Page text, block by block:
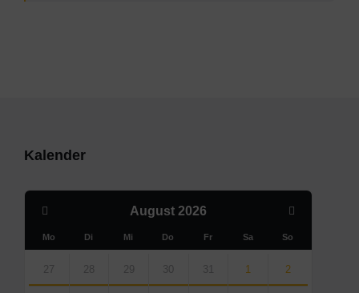
Kalender
August 2026
Month
Mo Di Mi Do Fr Sa So
calendar
days
27 28 29 30 31 1 2